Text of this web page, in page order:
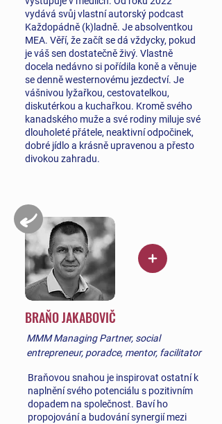
vydává svůj vlastní autorský podcast
Každopádně (k)ladně. Je absolventkou
MEA. Věří, že začít se dá vždycky, pokud
je váš sen dostatečně živý. Vlastně
docela nedávno si pořídila koně a věnuje
se denně westernovému jezdectví. Je
vášnivou lyžařkou, cestovatelkou,
diskutérkou a kuchařkou. Kromě svého
kanadského muže a své rodiny miluje své
dlouholeté přátele, neaktivní odpočinek,
dobré jídlo a krásně upravenou a přesto
divokou zahradu.
BRAŇO JAKABOVIČ
MMM Managing Partner, social
entrepreneur, poradce, mentor, facilitator
Braňovou snahou je inspirovat ostatní k
naplnění svého potenciálu s pozitivním
dopadem na společnost. Baví ho
propojování a budování synergií mezi